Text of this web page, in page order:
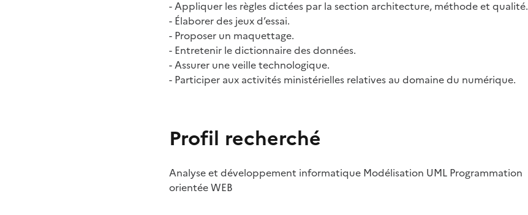
- Appliquer les règles dictées par la section architecture, méthode et qualité.
- Élaborer des jeux d’essai.
- Proposer un maquettage.
- Entretenir le dictionnaire des données.
- Assurer une veille technologique.
- Participer aux activités ministérielles relatives au domaine du numérique.
Profil recherché
Analyse et développement informatique Modélisation UML Programmation
orientée WEB